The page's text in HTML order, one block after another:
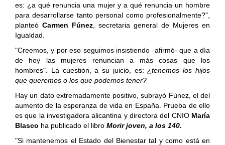
es: ¿a qué renuncia una mujer y a qué renuncia un hombre
para desarrollarse tanto personal como profesionalmente?",
planteó Carmen Fúnez , secretaria general de Mujeres en
Igualdad.
"Creemos, y por eso seguimos insistiendo -afirmó- que a día
de hoy las mujeres renuncian a más cosas que los
hombres". La cuestión, a su juicio, es:¿tenemos los hijos
que queremos o los que podemos tener?
Hay un dato extremadamente positivo, subrayó Fúnez, el del
aumento de la esperanza de vida en España. Prueba de ello
es que la investigadora alicantina y directora del CNIO María
Blasco ha publicado el libro Morir joven, a los 140.
"Si mantenemos el Estado del Bienestar tal y como está en